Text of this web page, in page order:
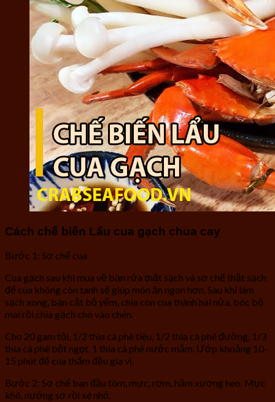
Cách chế biến Lẩu cua gạch chua cay
Bước 1: Sơ chế cua
Cua gạch sau khi mua về bạn rửa thật sạch và sơ chế thật sạch
để cua không còn tanh sẽ giúp món ăn ngon hơn. Sau khi làm
sạch xong, bạn cắt bỏ yếm, chia con cua thành hai nửa, bóc bỏ
mai rồi chia gạch cho vào chén.
Cho 20 gam tỏi, 1/2 thìa cà phê tiêu, 1/2 thìa cà phê đường, 1/3
thìa cà phê bột ngọt, 1 thìa cà phê nước mắm. Ướp khoảng 10-
15 phút để cua thấm đều gia vị.
Bước 2: Sơ chế ban đầu tôm, mực, rơm, hầm xương heo. Mực
khô, nướng sơ rồi xé nhỏ.